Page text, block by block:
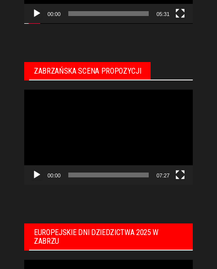
00:00 05:31
ZABRZAŃSKA SCENA PROPOZYCJI
00:00 07:27
EUROPEJSKIE DNI DZIEDZICTWA 2025 W
ZABRZU